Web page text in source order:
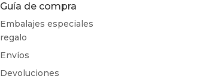
Guía de compra
Embalajes especiales
regalo
Envíos
Devoluciones